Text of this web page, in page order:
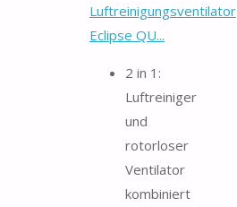
Luftreinigungsventilator
Eclipse QU...
2 in 1:
Luftreiniger
und
rotorloser
Ventilator
kombiniert